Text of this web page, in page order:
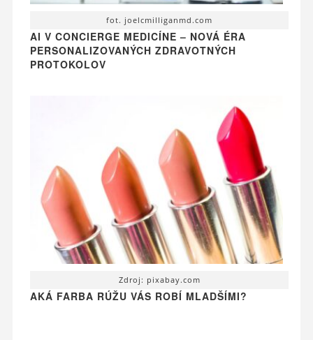
fot. joelcmilliganmd.com
AI V CONCIERGE MEDICÍNE – NOVÁ ÉRA
PERSONALIZOVANÝCH ZDRAVOTNÝCH
PROTOKOLOV
Zdroj: pixabay.com
AKÁ FARBA RÚŽU VÁS ROBÍ MLADŠÍMI?